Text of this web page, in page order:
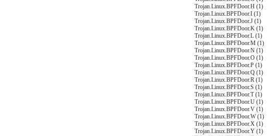
Trojan.Linux.BPFDoor.H (1)
Trojan.Linux.BPFDoor.I (1)
Trojan.Linux.BPFDoor.J (1)
Trojan.Linux.BPFDoor.K (1)
Trojan.Linux.BPFDoor.L (1)
Trojan.Linux.BPFDoor.M (1)
Trojan.Linux.BPFDoor.N (1)
Trojan.Linux.BPFDoor.O (1)
Trojan.Linux.BPFDoor.P (1)
Trojan.Linux.BPFDoor.Q (1)
Trojan.Linux.BPFDoor.R (1)
Trojan.Linux.BPFDoor.S (1)
Trojan.Linux.BPFDoor.T (1)
Trojan.Linux.BPFDoor.U (1)
Trojan.Linux.BPFDoor.V (1)
Trojan.Linux.BPFDoor.W (1)
Trojan.Linux.BPFDoor.X (1)
Trojan.Linux.BPFDoor.Y (1)